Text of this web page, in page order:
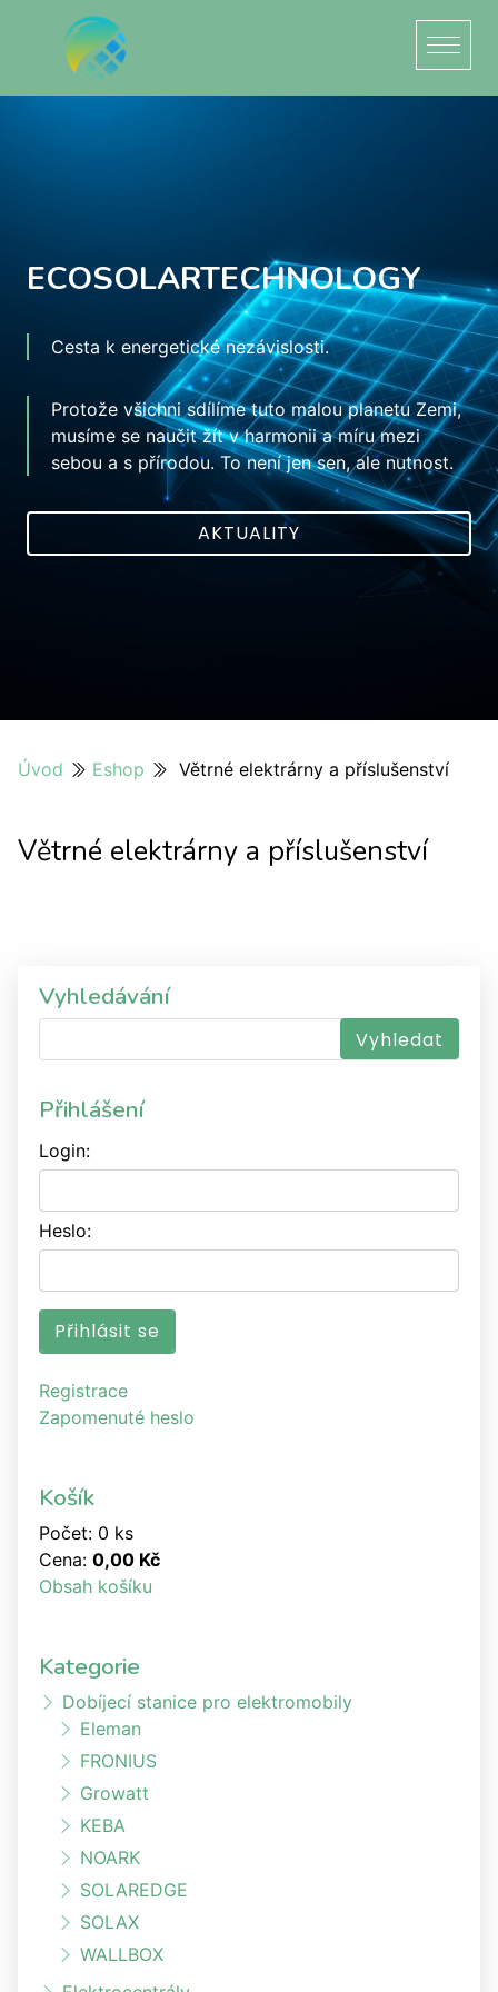
ECOSOLARTECHNOLOGY
Cesta k energetické nezávislosti.
Protože všichni sdílíme tuto malou planetu Zemi,
musíme se naučit žít v harmonii a míru mezi
sebou a s přírodou. To není jen sen, ale nutnost.
AKTUALITY
Úvod Eshop Větrné elektrárny a příslušenství
Větrné elektrárny a příslušenství
Vyhledávání
Přihlášení
Login:
Heslo:
Registrace
Zapomenuté heslo
Košík
Počet: 0 ks
Cena: 0,00 Kč
Obsah košíku
Kategorie
Dobíjecí stanice pro elektromobily
Eleman
FRONIUS
Growatt
KEBA
NOARK
SOLAREDGE
SOLAX
WALLBOX